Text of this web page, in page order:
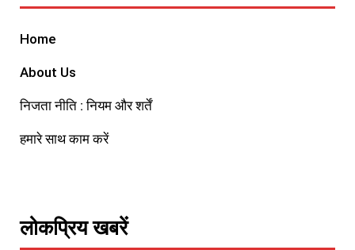
Home
About Us
निजता नीति : नियम और शर्तें
हमारे साथ काम करें
लोकप्रिय खबरें